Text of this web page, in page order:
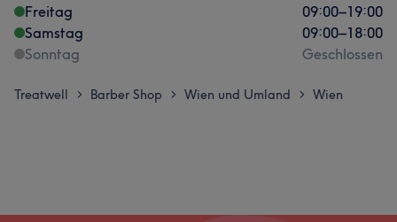
Freitag
09:00–19:00
Samstag
09:00–18:00
Sonntag
Geschlossen
Treatwell > Barber Shop > Wien und Umland > Wien